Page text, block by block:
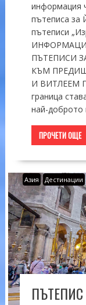
информация
пътеписа за
пътеписи
ПЪТЕПИСИ
КЪМ
И ВИТЛЕЕМ
граница
най-доброто
ПРОЧЕТИ ОЩЕ
Азия Дестинации